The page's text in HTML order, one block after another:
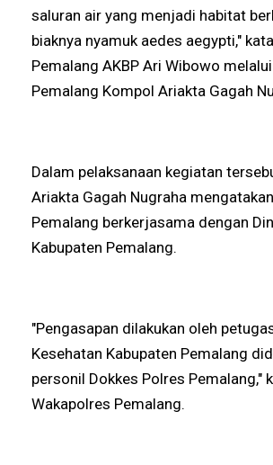
saluran air yang menjadi habitat
biaknya nyamuk aedes aegypti,"
Pemalang AKBP Ari Wibowo
Pemalang Kompol Ariakta Gagah
Dalam pelaksanaan kegiatan
Ariakta Gagah Nugraha
Pemalang berkerjasama dengan
Kabupaten Pemalang.
"Pengasapan dilakukan oleh
Kesehatan Kabupaten Pemalang
personil Dokkes Polres Pemalang,"
Wakapolres Pemalang.